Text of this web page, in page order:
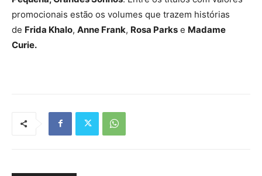
promocionais estão os volumes que trazem histórias
de Frida Khalo, Anne Frank, Rosa Parks e Madame
Curie.